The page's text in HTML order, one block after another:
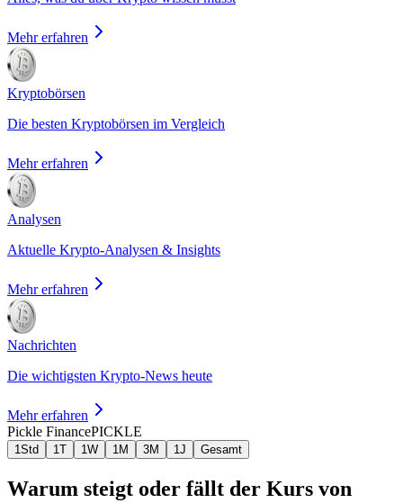
Mehr erfahren
Kryptobörsen
Die besten Kryptobörsen im Vergleich
Mehr erfahren
Analysen
Aktuelle Krypto-Analysen & Insights
Mehr erfahren
Nachrichten
Die wichtigsten Krypto-News heute
Mehr erfahren
Pickle FinancePICKLE
1Std 1T 1W 1M 3M 1J Gesamt
Warum steigt oder fällt der Kurs von